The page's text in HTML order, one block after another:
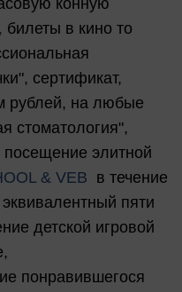
конную
билеты в кино то
сертификат,
рублей, на любые
стоматология",
посещение элитной
& VEB в течение
пяти
детской игровой
понравившегося